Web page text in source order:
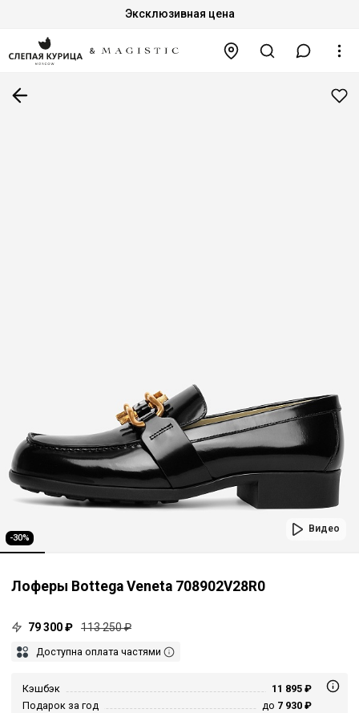
Эксклюзивная цена
-30%
Видео
Лоферы Bottega Veneta 708902V28R0
79 300 ₽ 113 250 ₽
Доступна оплата частями
Кэшбэк
11 895 ₽
Подарок за год
до 7 930 ₽